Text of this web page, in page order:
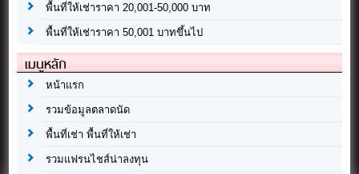
พื้นที่ให้เช่าราคา 20,001-50,000 บาท
พื้นที่ให้เช่าราคา 50,001 บาทขึ้นไป
เมนูหลัก
หน้าแรก
รวมข้อมูลตลาดนัด
พื้นที่เช่า พื้นที่ให้เช่า
รวมแฟรนไชส์น่าลงทุน